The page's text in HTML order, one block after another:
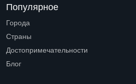
Популярное
Города
Страны
Достопримечательности
Блог